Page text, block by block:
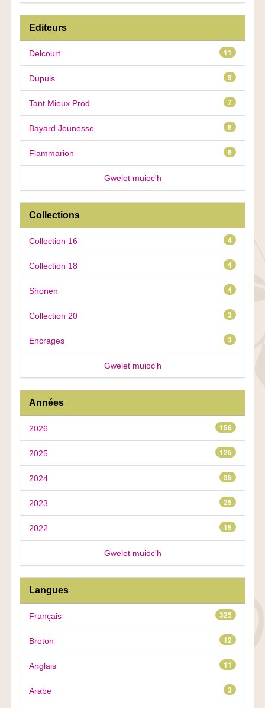
Editeurs
11
Delcourt
9
Dupuis
7
Tant Mieux Prod
6
Bayard Jeunesse
6
Flammarion
Gwelet muioc'h
Collections
4
Collection 16
4
Collection 18
4
Shonen
3
Collection 20
3
Encrages
Gwelet muioc'h
Années
156
2026
125
2025
35
2024
25
2023
15
2022
Gwelet muioc'h
Langues
325
Français
12
Breton
11
Anglais
3
Arabe